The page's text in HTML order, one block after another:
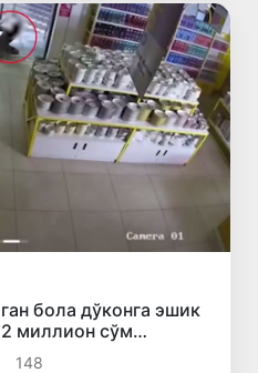
бола дўконга эшик
миллион сўм
148